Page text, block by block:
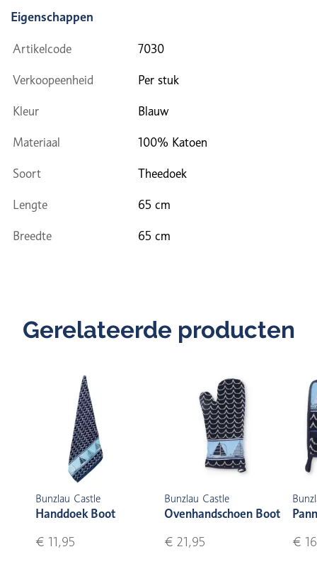
Eigenschappen
Artikelcode 7030
Verkoopeenheid Per stuk
Kleur Blauw
Materiaal 100% Katoen
Soort Theedoek
Lengte 65 cm
Breedte 65 cm
Gerelateerde producten
Bunzlau Castle
Handdoek Boot
€ 11,95
Bunzlau Castle
Ovenhandschoen Boot
€ 21,95
€